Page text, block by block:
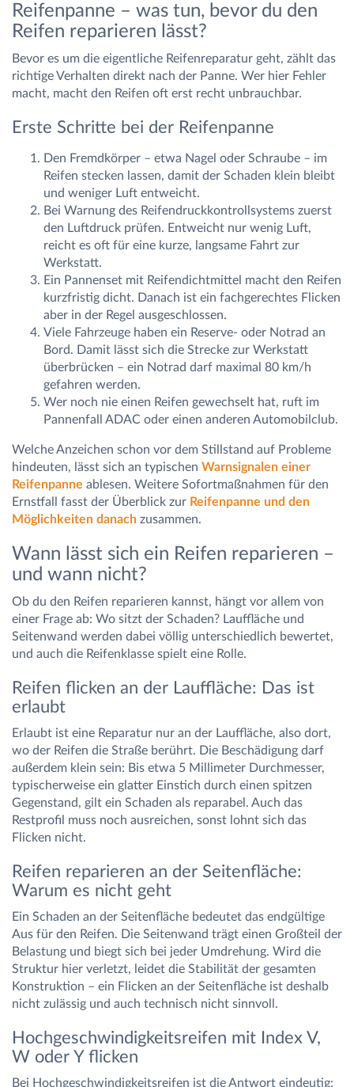
Reifenpanne – was tun, bevor du den
Reifen reparieren lässt?
Bevor es um die eigentliche Reifenreparatur geht, zählt das
richtige Verhalten direkt nach der Panne. Wer hier Fehler
macht, macht den Reifen oft erst recht unbrauchbar.
Erste Schritte bei der Reifenpanne
Den Fremdkörper – etwa Nagel oder Schraube – im
Reifen stecken lassen, damit der Schaden klein bleibt
und weniger Luft entweicht.
Bei Warnung des Reifendruckkontrollsystems zuerst
den Luftdruck prüfen. Entweicht nur wenig Luft,
reicht es oft für eine kurze, langsame Fahrt zur
Werkstatt.
Ein Pannenset mit Reifendichtmittel macht den Reifen
kurzfristig dicht. Danach ist ein fachgerechtes Flicken
aber in der Regel ausgeschlossen.
Viele Fahrzeuge haben ein Reserve- oder Notrad an
Bord. Damit lässt sich die Strecke zur Werkstatt
überbrücken – ein Notrad darf maximal 80 km/h
gefahren werden.
Wer noch nie einen Reifen gewechselt hat, ruft im
Pannenfall ADAC oder einen anderen Automobilclub.
Welche Anzeichen schon vor dem Stillstand auf Probleme
hindeuten, lässt sich an typischen Warnsignalen einer
Reifenpanne ablesen. Weitere Sofortmaßnahmen für den
Ernstfall fasst der Überblick zur Reifenpanne und den
Möglichkeiten danach zusammen.
Wann lässt sich ein Reifen reparieren –
und wann nicht?
Ob du den Reifen reparieren kannst, hängt vor allem von
einer Frage ab: Wo sitzt der Schaden? Lauffläche und
Seitenwand werden dabei völlig unterschiedlich bewertet,
und auch die Reifenklasse spielt eine Rolle.
Reifen flicken an der Lauffläche: Das ist
erlaubt
Erlaubt ist eine Reparatur nur an der Lauffläche, also dort,
wo der Reifen die Straße berührt. Die Beschädigung darf
außerdem klein sein: Bis etwa 5 Millimeter Durchmesser,
typischerweise ein glatter Einstich durch einen spitzen
Gegenstand, gilt ein Schaden als reparabel. Auch das
Restprofil muss noch ausreichen, sonst lohnt sich das
Flicken nicht.
Reifen reparieren an der Seitenfläche:
Warum es nicht geht
Ein Schaden an der Seitenfläche bedeutet das endgültige
Aus für den Reifen. Die Seitenwand trägt einen Großteil der
Belastung und biegt sich bei jeder Umdrehung. Wird die
Struktur hier verletzt, leidet die Stabilität der gesamten
Konstruktion – ein Flicken an der Seitenfläche ist deshalb
nicht zulässig und auch technisch nicht sinnvoll.
Hochgeschwindigkeitsreifen mit Index V,
W oder Y flicken
Bei Hochgeschwindigkeitsreifen ist die Antwort eindeutig: